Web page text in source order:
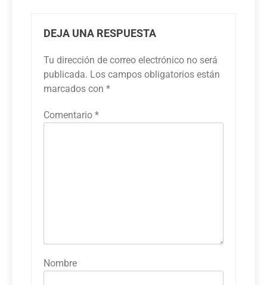
DEJA UNA RESPUESTA
Tu dirección de correo electrónico no será
publicada. Los campos obligatorios están
marcados con *
Comentario *
Nombre